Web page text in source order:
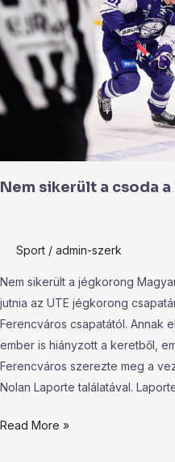
Nem sikerült a csoda
Sport / admin-szerk
Nem sikerült a jégkorong
jutnia az UTE jégkorong
Ferencváros csapatától. Annak
ember is hiányzott a keretből,
Ferencváros szerezte meg a
Nolan Laporte találatával.
a
Megyeri
úton
Read More »